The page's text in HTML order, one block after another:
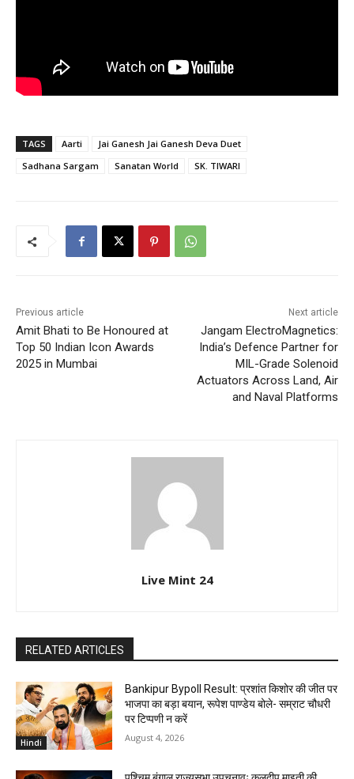
TAGS Aarti
Jai Ganesh Jai Ganesh Deva Duet
Sadhana Sargam
Sanatan World SK. TIWARI
Previous article
Amit Bhati to Be Honoured at
Top 50 Indian Icon Awards
2025 in Mumbai
Next article
Jangam ElectroMagnetics:
India’s Defence Partner for
MIL-Grade Solenoid
Actuators Across Land, Air
and Naval Platforms
Live Mint 24
RELATED ARTICLES
Hindi
Bankipur Bypoll Result: प्रशांत किशोर की जीत पर
भाजपा का बड़ा बयान, रूपेश पाण्डेय बोले- सम्राट चौधरी
पर टिप्पणी न करें
August 4, 2026